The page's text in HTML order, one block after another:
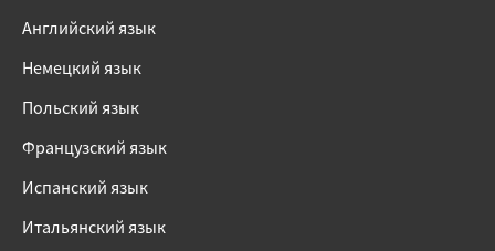
Английский язык
Немецкий язык
Польский язык
Французский язык
Испанский язык
Итальянский язык